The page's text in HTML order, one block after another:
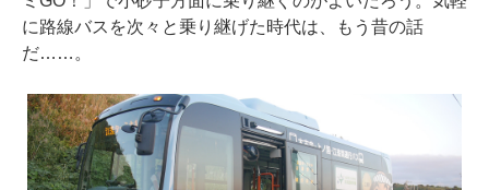
に路線バスを次々と乗り継げた時代は、もう昔の話
だ……。